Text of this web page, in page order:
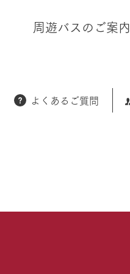
周遊バスのご案内
よくあるご質問